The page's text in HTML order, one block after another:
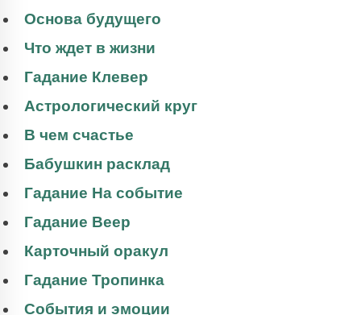
Основа будущего
Что ждет в жизни
Гадание Клевер
Астрологический круг
В чем счастье
Бабушкин расклад
Гадание На событие
Гадание Веер
Карточный оракул
Гадание Тропинка
События и эмоции